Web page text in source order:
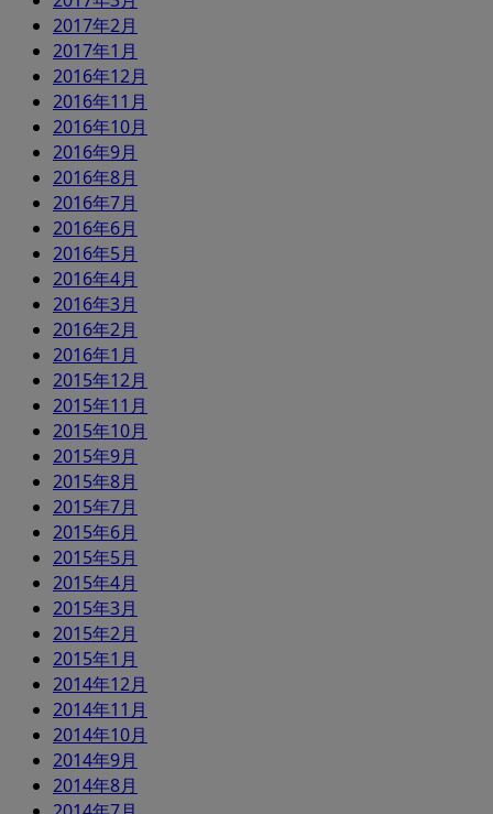
2017年2月
2017年1月
2016年12月
2016年11月
2016年10月
2016年9月
2016年8月
2016年7月
2016年6月
2016年5月
2016年4月
2016年3月
2016年2月
2016年1月
2015年12月
2015年11月
2015年10月
2015年9月
2015年8月
2015年7月
2015年6月
2015年5月
2015年4月
2015年3月
2015年2月
2015年1月
2014年12月
2014年11月
2014年10月
2014年9月
2014年8月